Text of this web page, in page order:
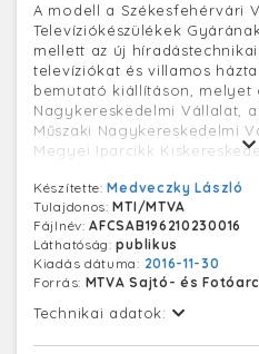
A modell a Székesfehérvári
Televíziókészülékek
mellett az új
televíziókat és villamos
bemutató kiállításon, melyet
Nagykereskedelmi Vállalat,
Műszaki Nagykereskedelmi
Megyei Iparcikk
kereskedelem.
Készítette:Medveczky László
Tulajdonos:MTI/MTVA
Fájlnév:AFCSAB196210230016
Láthatóság:publikus
Kiadás dátuma: 2016-11-30
Forrás: MTVA Sajtó- és
Technikai adatok: